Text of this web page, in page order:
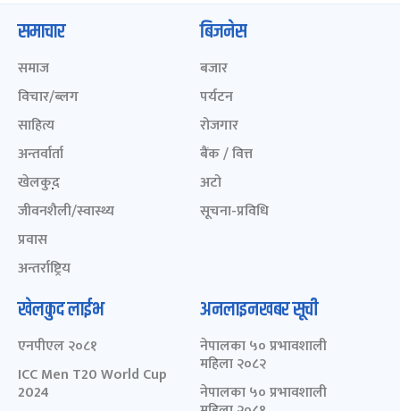
समाचार
समाज
विचार/ब्लग
साहित्य
अन्तर्वार्ता
खेलकुद़़
जीवनशैली/स्वास्थ्य
प्रवास
अन्तर्राष्ट्रिय
बिजनेस
बजार
पर्यटन
रोजगार
बैंक / वित्त
अटो
सूचना-प्रविधि
खेलकुद लाईभ
एनपीएल २०८१
ICC Men T20 World Cup
2024
अनलाइनखबर सूची
नेपालका ५० प्रभावशाली
महिला २०८२
नेपालका ५० प्रभावशाली